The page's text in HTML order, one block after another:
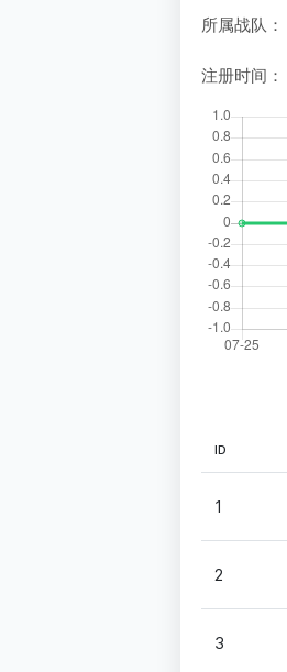
所属战队：
注册时间：
ID
1
2
3